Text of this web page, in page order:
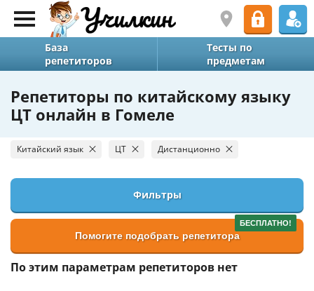
База
репетиторов
Тесты по
предметам
Репетиторы по китайскому языку
ЦТ онлайн в Гомеле
Китайский язык ЦТ Дистанционно
Фильтры
БЕСПЛАТНО!
Помогите подобрать репетитора
По этим параметрам репетиторов нет